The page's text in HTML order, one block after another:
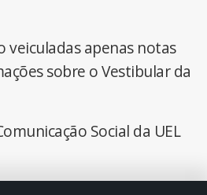
veiculadas apenas notas
sobre o Vestibular da
Social da UEL